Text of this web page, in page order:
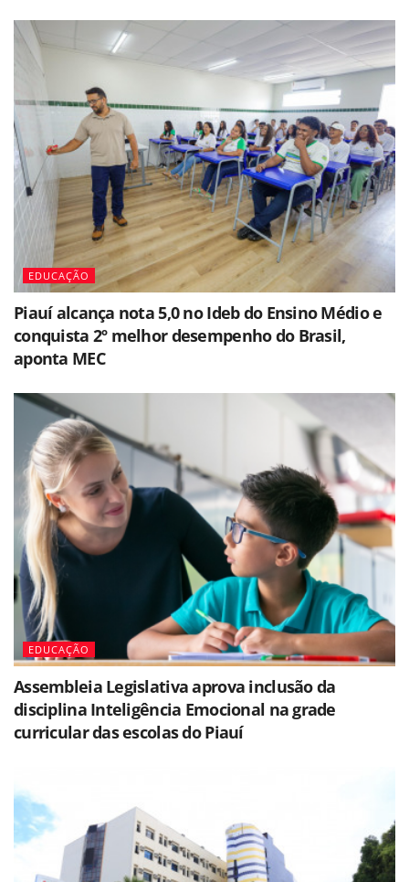
EDUCAÇÃO
Piauí alcança nota 5,0 no Ideb do Ensino Médio e
conquista 2º melhor desempenho do Brasil,
aponta MEC
EDUCAÇÃO
Assembleia Legislativa aprova inclusão da
disciplina Inteligência Emocional na grade
curricular das escolas do Piauí